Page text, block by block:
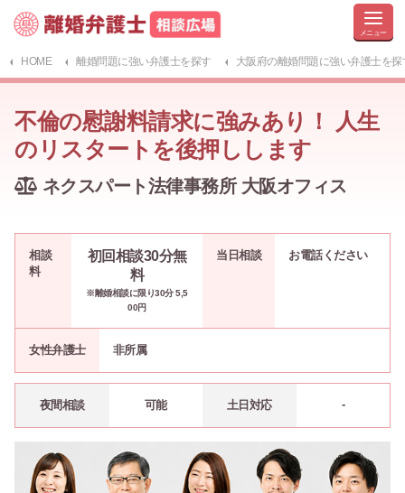
HOME 離婚問題に強い弁護士を探す 大阪府の離婚問題に強い弁護士を探
不倫の慰謝料請求に強みあり！ 人生
のリスタートを後押しします
ネクスパート法律事務所 大阪オフィス
相談
料
初回相談30分無
料
※離婚相談に限り30分 5,5
00円
当日相談 お電話ください
女性弁護士 非所属
夜間相談 可能 土日対応 -